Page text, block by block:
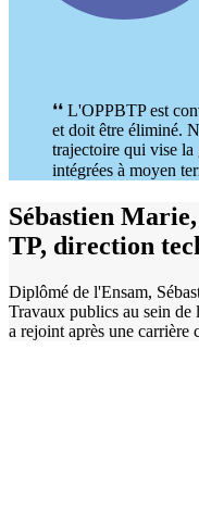
❛❛ L'OPPBTP est
et doit être éliminé.
trajectoire qui vise la
intégrées à moyen
Sébastien
TP, direction
Diplômé de l'Ensam,
Travaux publics au sein
a rejoint après une carrière